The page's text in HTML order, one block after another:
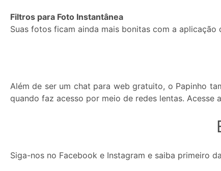
Filtros para Foto Instantânea
Suas fotos ficam ainda mais bonitas com a aplicação
Além de ser um chat para web gratuito, o Papinho
quando faz acesso por meio de redes lentas. Acesse
Siga-nos no Facebook e Instagram e saiba primeiro